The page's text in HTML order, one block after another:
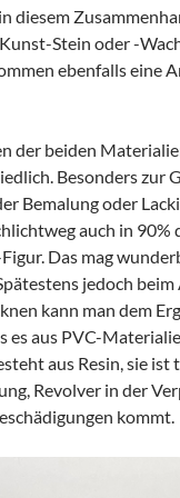
diesem
Stein oder -
ebenfalls eine
der beiden
Besonders zur
Bemalung oder
auch in 90%
Das mag
jedoch
kann man dem
es aus PVC-
aus Resin, sie
Revolver in der
kommt.